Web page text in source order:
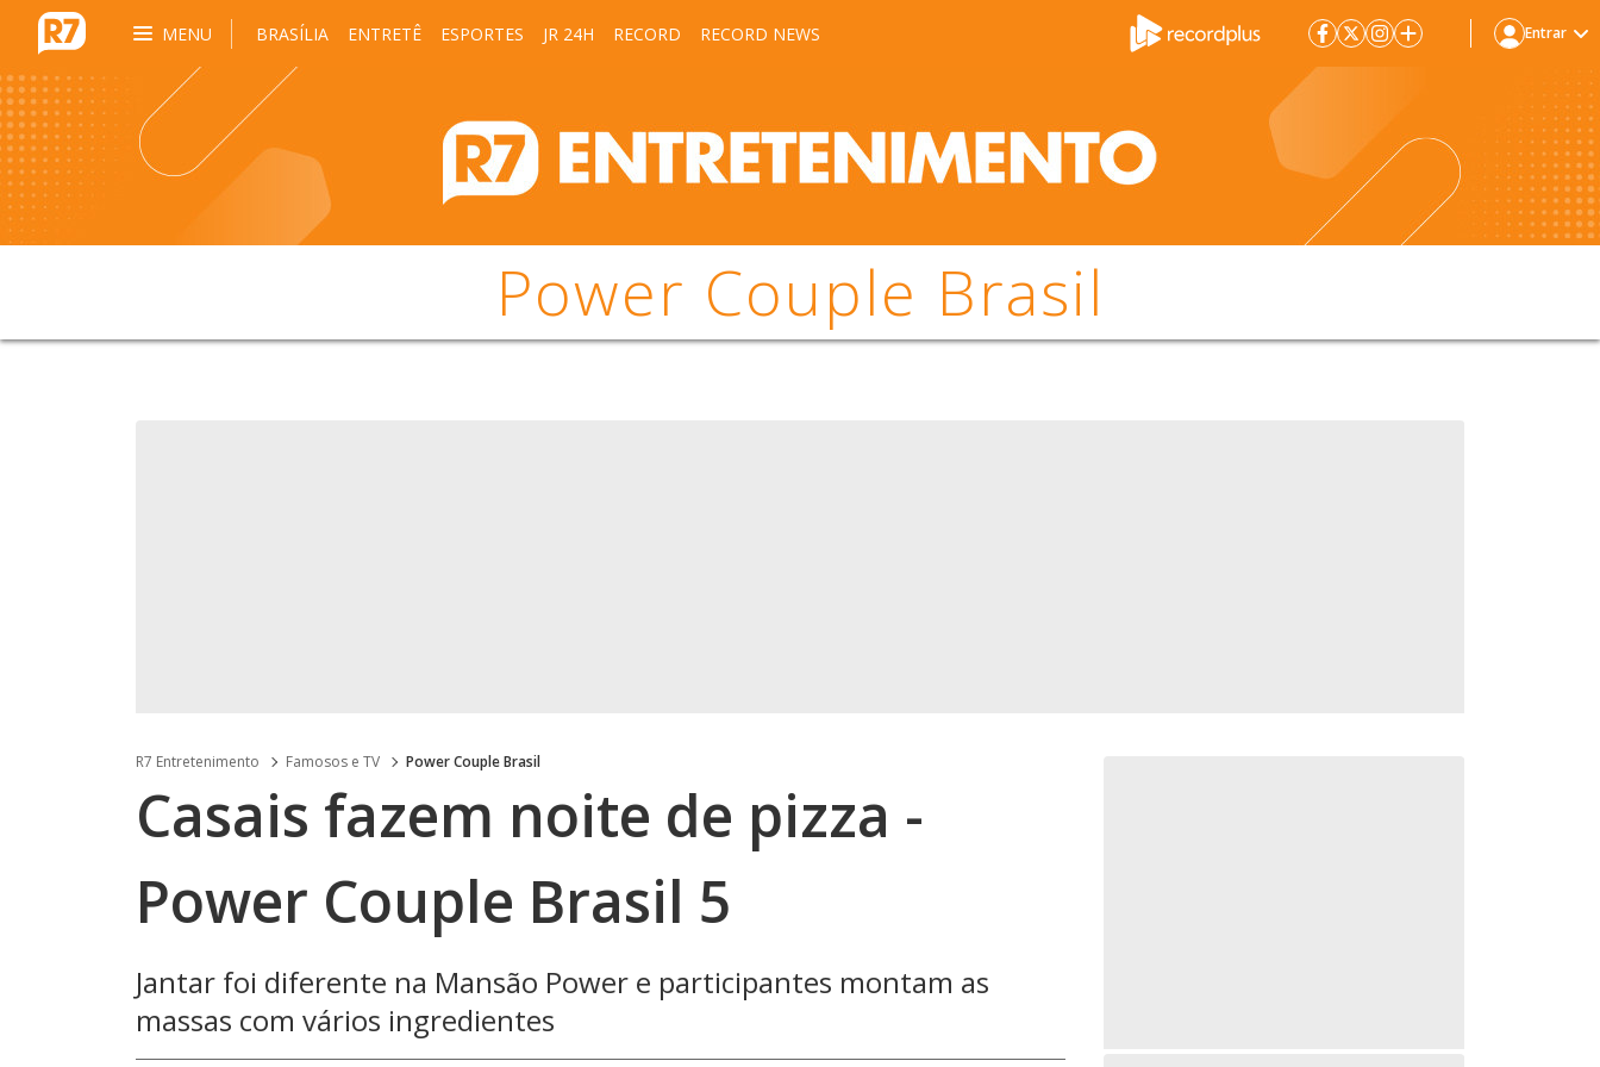
MENU BRASÍLIA ENTRETÊ ESPORTES JR 24H RECORD RECORD NEWS Entrar
Power Couple Brasil
R7 Entretenimento Famosos e TV Power Couple Brasil
Casais fazem noite de pizza -
Power Couple Brasil 5
Jantar foi diferente na Mansão Power e participantes montam as
massas com vários ingredientes